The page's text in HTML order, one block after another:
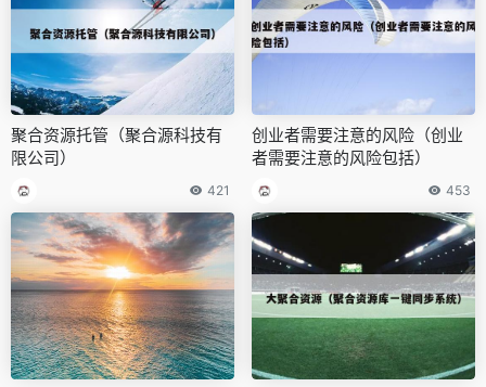
聚合资源托管（聚合源科技有
限公司）
421
创业者需要注意的风险（创业
者需要注意的风险包括）
453